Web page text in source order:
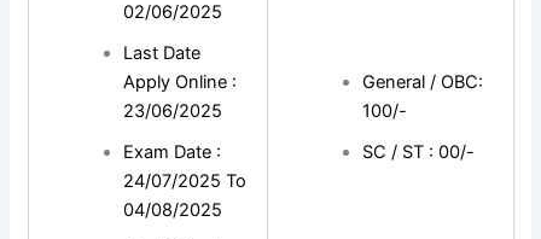
02/06/2025
Last Date
Apply Online :
23/06/2025
Exam Date :
24/07/2025 To
04/08/2025
General / OBC:
100/-
SC / ST : 00/-